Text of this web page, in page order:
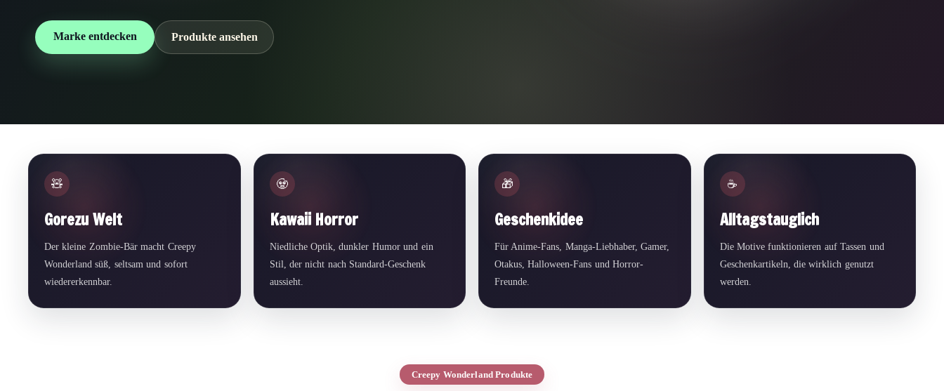
Marke entdecken Produkte ansehen
🧸
Gorezu Welt
Der kleine Zombie-Bär macht Creepy
Wonderland süß, seltsam und sofort
wiedererkennbar.
🧟
Kawaii Horror
Niedliche Optik, dunkler Humor und ein
Stil, der nicht nach Standard-Geschenk
aussieht.
🎁
Geschenkidee
Für Anime-Fans, Manga-Liebhaber, Gamer,
Otakus, Halloween-Fans und Horror-
Freunde.
☕
Alltagstauglich
Die Motive funktionieren auf Tassen und
Geschenkartikeln, die wirklich genutzt
werden.
Creepy Wonderland Produkte